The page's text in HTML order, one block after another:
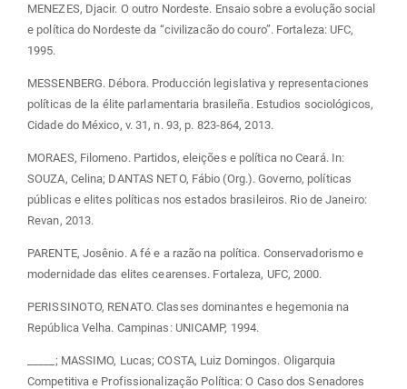
MENEZES, Djacir. O outro Nordeste. Ensaio sobre a evolução social
e política do Nordeste da “civilizacão do couro”. Fortaleza: UFC,
1995.
MESSENBERG. Débora. Producción legislativa y representaciones
políticas de la élite parlamentaria brasileña. Estudios sociológicos,
Cidade do México, v. 31, n. 93, p. 823-864, 2013.
MORAES, Filomeno. Partidos, eleições e política no Ceará. In:
SOUZA, Celina; DANTAS NETO, Fábio (Org.). Governo, políticas
públicas e elites políticas nos estados brasileiros. Rio de Janeiro:
Revan, 2013.
PARENTE, Josênio. A fé e a razão na política. Conservadorismo e
modernidade das elites cearenses. Fortaleza, UFC, 2000.
PERISSINOTO, RENATO. Classes dominantes e hegemonia na
República Velha. Campinas: UNICAMP, 1994.
_____; MASSIMO, Lucas; COSTA, Luiz Domingos. Oligarquia
Competitiva e Profissionalização Política: O Caso dos Senadores